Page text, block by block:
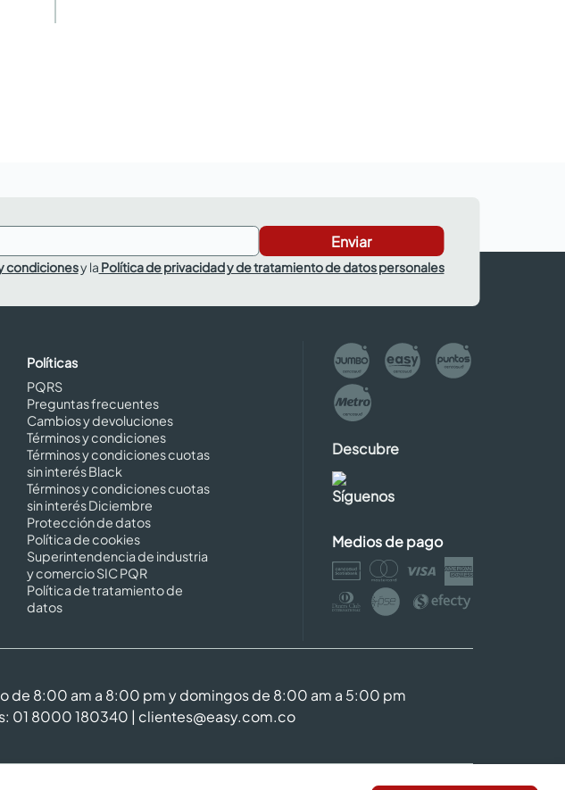
Enviar
condicionesy la Política de privacidad y de tratamiento de datos personales
Políticas
PQRS
Preguntas frecuentes
Cambios y devoluciones
Términos y condiciones
Términos y condiciones cuotas
sin interés Black
Términos y condiciones cuotas
sin interés Diciembre
Protección de datos
Política de cookies
Superintendencia de industria
y comercio SIC PQR
Política de tratamiento de
datos
Descubre
Síguenos
Medios de pago
de 8:00 am a 8:00 pm y domingos de 8:00 am a 5:00 pm
01 8000 180340 | clientes@easy.com.co